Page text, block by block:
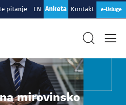
pitanje EN Anketa Kontakt e-Usluge
mirovinsko